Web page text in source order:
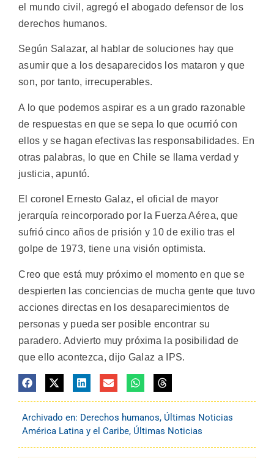
el mundo civil, agregó el abogado defensor de los
derechos humanos.
Según Salazar, al hablar de soluciones hay que
asumir que a los desaparecidos los mataron y que
son, por tanto, irrecuperables.
A lo que podemos aspirar es a un grado razonable
de respuestas en que se sepa lo que ocurrió con
ellos y se hagan efectivas las responsabilidades. En
otras palabras, lo que en Chile se llama verdad y
justicia, apuntó.
El coronel Ernesto Galaz, el oficial de mayor
jerarquía reincorporado por la Fuerza Aérea, que
sufrió cinco años de prisión y 10 de exilio tras el
golpe de 1973, tiene una visión optimista.
Creo que está muy próximo el momento en que se
despierten las conciencias de mucha gente que tuvo
acciones directas en los desaparecimientos de
personas y pueda ser posible encontrar su
paradero. Advierto muy próxima la posibilidad de
que ello acontezca, dijo Galaz a IPS.
Archivado en: Derechos humanos, Últimas Noticias
América Latina y el Caribe, Últimas Noticias